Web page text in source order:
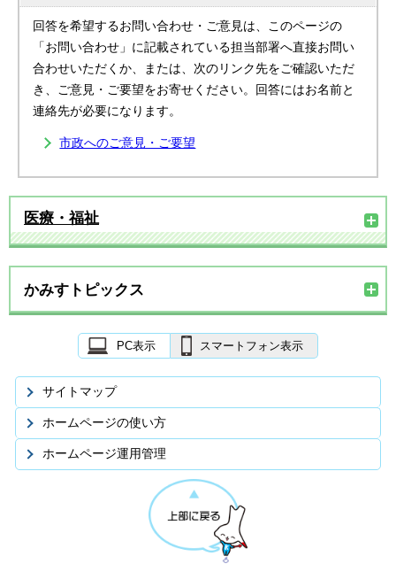
回答を希望するお問い合わせ・ご意見は、このページの
「お問い合わせ」に記載されている担当部署へ直接お問い
合わせいただくか、または、次のリンク先をご確認いただ
き、ご意見・ご要望をお寄せください。回答にはお名前と
連絡先が必要になります。
市政へのご意見・ご要望
医療・福祉
かみすトピックス
PC表示 スマートフォン表示
サイトマップ
ホームページの使い方
ホームページ運用管理